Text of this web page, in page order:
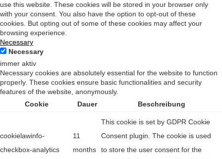
use this website. These cookies will be stored in your browser only
with your consent. You also have the option to opt-out of these
cookies. But opting out of some of these cookies may affect your
browsing experience.
Necessary
Necessary
immer aktiv
Necessary cookies are absolutely essential for the website to function
properly. These cookies ensure basic functionalities and security
features of the website, anonymously.
Cookie
Dauer Beschreibung
cookielawinfo-
checkbox-analytics
11
months
This cookie is set by GDPR Cookie
Consent plugin. The cookie is used
to store the user consent for the